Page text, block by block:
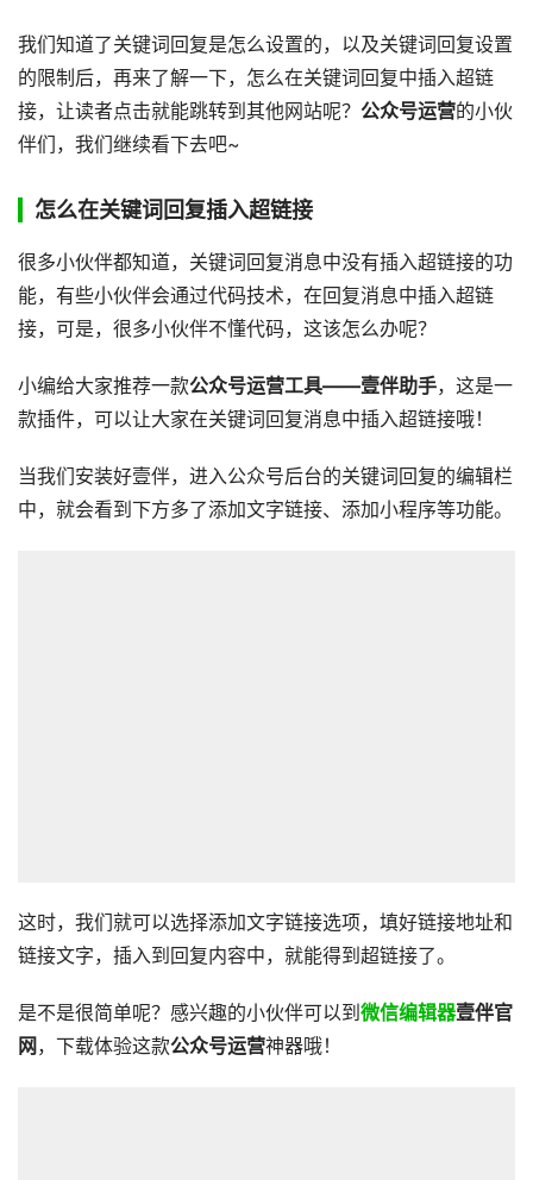
我们知道了关键词回复是怎么设置的，以及关键词回复设置
的限制后，再来了解一下，怎么在关键词回复中插入超链
接，让读者点击就能跳转到其他网站呢？ 公众号运营的小伙
伴们，我们继续看下去吧~
怎么在关键词回复插入超链接
很多小伙伴都知道，关键词回复消息中没有插入超链接的功
能，有些小伙伴会通过代码技术，在回复消息中插入超链
接，可是，很多小伙伴不懂代码，这该怎么办呢？
小编给大家推荐一款公众号运营工具——壹伴助手，这是一
款插件，可以让大家在关键词回复消息中插入超链接哦！
当我们安装好壹伴，进入公众号后台的关键词回复的编辑栏
中，就会看到下方多了添加文字链接、添加小程序等功能。
这时，我们就可以选择添加文字链接选项，填好链接地址和
链接文字，插入到回复内容中，就能得到超链接了。
是不是很简单呢？感兴趣的小伙伴可以到 微信编辑器壹伴官
网 ，下载体验这款公众号运营神器哦！